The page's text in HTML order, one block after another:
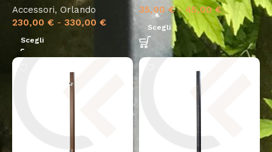
Accessori, Orlando
230,00 € - 330,00 €
Scegli
35,00 € - 45,00€
Scegli